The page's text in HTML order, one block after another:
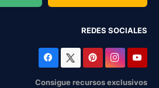
REDES SOCIALES
Consigue recursos exclusivos